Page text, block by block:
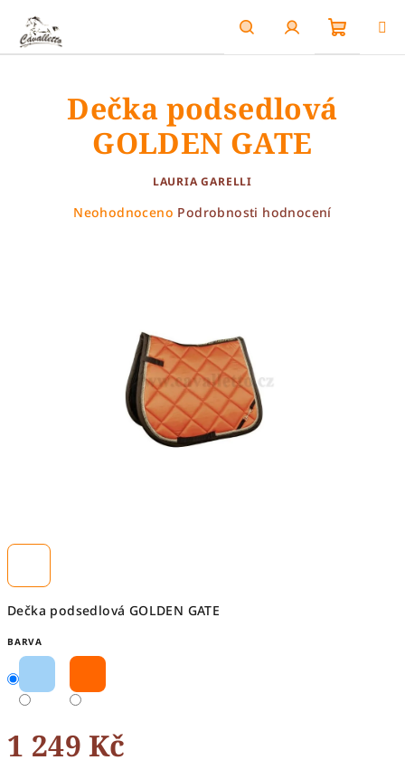
obsah
HledatPřihlášení
Dečka podsedlová GOLDEN GATE
BARVA
1 249 Kč
Dečka podsedlová
GOLDEN GATE
LAURIA GARELLI
Průměrné
hvězdiček.
Neohodnoceno Podrobnosti hodnocení